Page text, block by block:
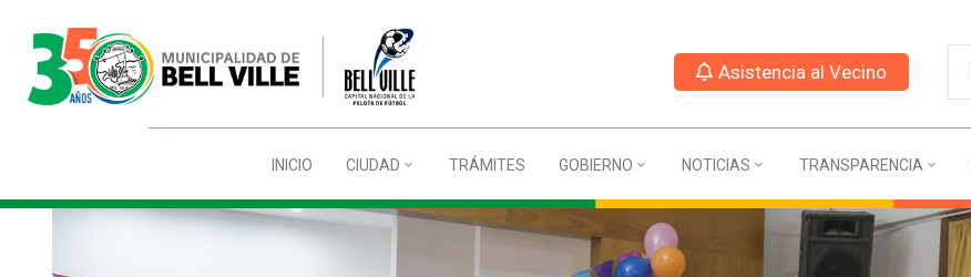
Asistencia al Vecino
INICIO CIUDAD TRÁMITES GOBIERNO NOTICIAS TRANSPARENCIA